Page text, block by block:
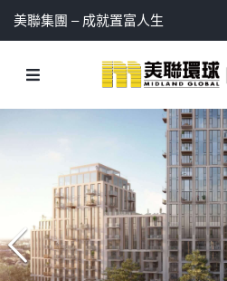
美聯集團 – 成就置富人生